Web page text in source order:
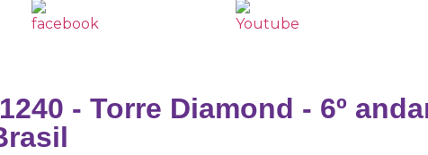
- Torre Diamond - 6º